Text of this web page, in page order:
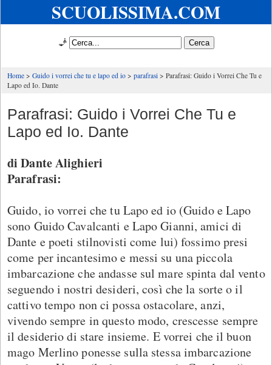
SCUOLISSIMA.COM
🧞
Home Guido i vorrei che tu e lapo ed io parafrasi
Parafrasi: Guido i Vorrei Che Tu e
Lapo ed Io. Dante
Parafrasi: Guido i Vorrei Che Tu e
Lapo ed Io. Dante
di Dante Alighieri
Parafrasi:
Guido, io vorrei che tu Lapo ed io (Guido e Lapo
sono Guido Cavalcanti e Lapo Gianni, amici di
Dante e poeti stilnovisti come lui) fossimo presi
come per incantesimo e messi su una piccola
imbarcazione che andasse sul mare spinta dal vento
seguendo i nostri desideri, così che la sorte o il
cattivo tempo non ci possa ostacolare, anzi,
vivendo sempre in questo modo, crescesse sempre
il desiderio di stare insieme. E vorrei che il buon
mago Merlino ponesse sulla stessa imbarcazione